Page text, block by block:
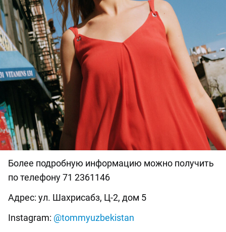
Более подробную информацию можно получить
по телефону 71 2361146
Адрес: ул. Шахрисабз, Ц-2, дом 5
Instagram: @tommyuzbekistan